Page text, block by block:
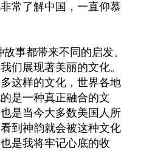
常了解中国，一直仰慕
事都带来不同的启发。
们展现著美丽的文化。
这样的文化，世界各地
是一种真正融合的文
是当今大多数美国人所
到神韵就会被这种文化
是我将牢记心底的收